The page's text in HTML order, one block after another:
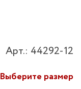
Арт.: 44292-12
Выберите размер